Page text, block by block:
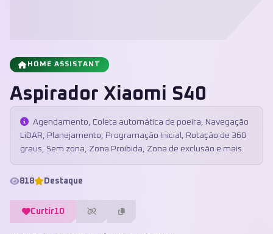
HOME ASSISTANT
Aspirador Xiaomi S40
Agendamento, Coleta automática de poeira, Navegação
LiDAR, Planejamento, Programação Inicial, Rotação de 360
graus, Sem zona, Zona Proibida, Zona de exclusão e mais.
818 Destaque
Curtir10